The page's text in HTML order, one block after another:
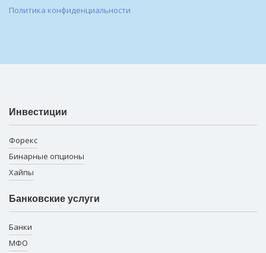
Политика конфиденциальности
Инвестиции
Форекс
Бинарные опционы
Хайпы
Банковские услуги
Банки
МФО